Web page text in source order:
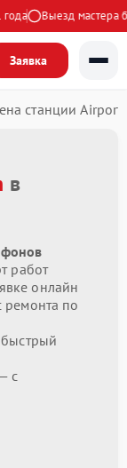
Выезд мастера
Заявка
станции Airport
в
работ
онлайн
ремонта по
— с